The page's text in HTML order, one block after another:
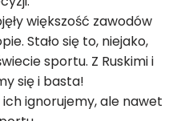
większość zawodów
Stało się to, niejako,
sportu. Z Ruskimi i
się i basta!
ignorujemy, ale nawet